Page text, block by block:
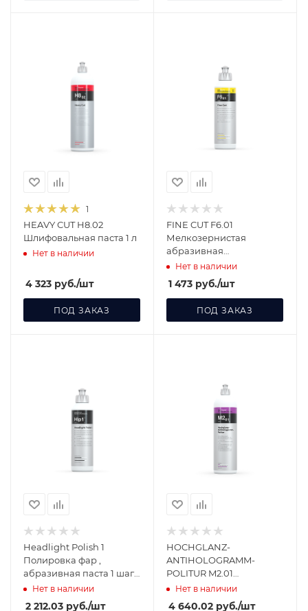
1
HEAVY CUT H8.02
Шлифовальная паста 1 л
Нет в наличии
4 323 руб./шт
ПОД ЗАКАЗ
FINE CUT F6.01
Мелкозернистая
абразивная
полировальная паста
250 мл 405250
Нет в наличии
1 473 руб./шт
ПОД ЗАКАЗ
Headlight Polish 1
Полировка фар ,
абразивная паста 1 шаг ,
без силикона
Нет в наличии
2 212.03 руб./шт
HOCHGLANZ-
ANTIHOLOGRAMM-
POLITUR M2.01
Финишная политура 1 л
Нет в наличии
4 640.02 руб./шт